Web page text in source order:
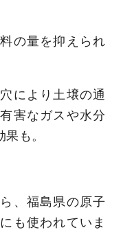
の量を抑えられ
により土壌の通
害なガスや水分
も。
、福島県の原子
も使われていま